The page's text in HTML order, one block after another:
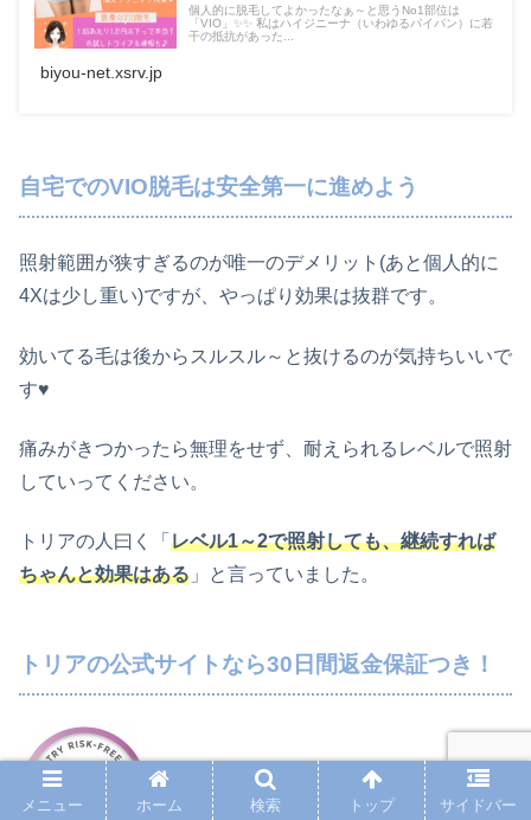
個人的に脱毛してよかったなぁ～と思うNo1部位は
「VIO」✨✨ 私はハイジニーナ（いわゆるパイパン）に若
干の抵抗があった...
biyou-net.xsrv.jp
自宅でのVIO脱毛は安全第一に進めよう
照射範囲が狭すぎるのが唯一のデメリット(あと個人的に
4Xは少し重い)ですが、やっぱり効果は抜群です。
効いてる毛は後からスルスル～と抜けるのが気持ちいいで
す♥
痛みがきつかったら無理をせず、耐えられるレベルで照射
していってください。
トリアの人曰く「 レベル1～2で照射しても、継続すれば
ちゃんと効果はある 」と言っていました。
トリアの公式サイトなら30日間返金保証つき！
メニュー ホーム 検索 トップ サイドバー